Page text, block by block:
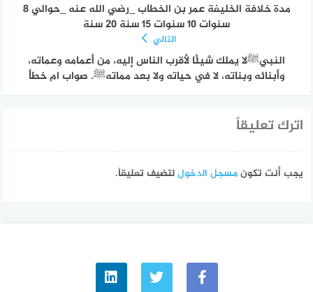
مدة خلافة الخليفة عمر بن الخطاب _رضي الله عنه _حوالي 8
سنوات 10 سنوات 15 سنة 20 سنة
التالي
النبيﷺلا يملك شيئًا لأقرب الناس إليه، من أعمامه وعماته،
وأبنائه وبناته، لا في حياته ولا بعد مماتهﷺ. صواب ام خطأ
اترك تعليقاً
يجب أنت تكونمسجل الدخوللتضيف تعليقاً.